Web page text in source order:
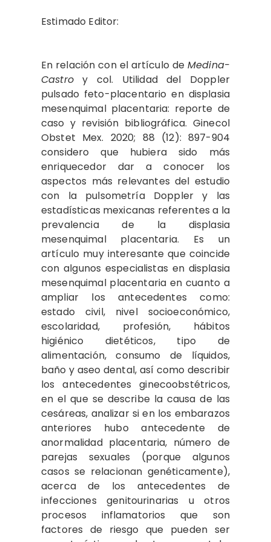
Estimado Editor:
En relación con el artículo de Medina-
Castroy col. Utilidad del Doppler
pulsado feto-placentario en displasia
mesenquimal placentaria: reporte de
caso y revisión bibliográfica. Ginecol
Obstet Mex. 2020; 88 (12): 897-904
considero que hubiera sido más
enriquecedor dar a conocer los
aspectos más relevantes del estudio
con la pulsometría Doppler y las
estadísticas mexicanas referentes a la
prevalencia de la displasia
mesenquimal placentaria. Es un
artículo muy interesante que coincide
con algunos especialistas en displasia
mesenquimal placentaria en cuanto a
ampliar los antecedentes como:
estado civil, nivel socioeconómico,
escolaridad, profesión, hábitos
higiénico dietéticos, tipo de
alimentación, consumo de líquidos,
baño y aseo dental, así como describir
los antecedentes ginecoobstétricos,
en el que se describe la causa de las
cesáreas, analizar si en los embarazos
anteriores hubo antecedente de
anormalidad placentaria, número de
parejas sexuales (porque algunos
casos se relacionan genéticamente),
acerca de los antecedentes de
infecciones genitourinarias u otros
procesos inflamatorios que son
factores de riesgo que pueden ser